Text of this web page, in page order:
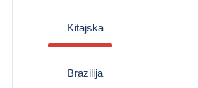
Kitajska
Brazilija